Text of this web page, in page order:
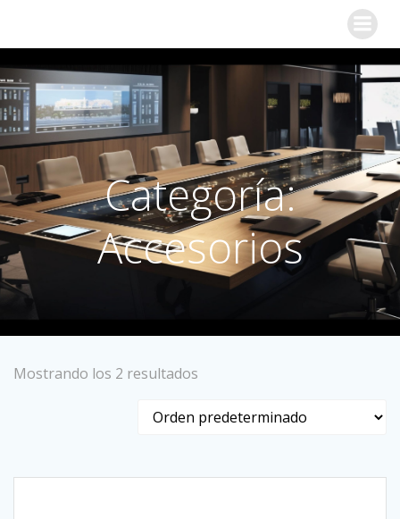
Categoría:
Accesorios
Mostrando los 2 resultados